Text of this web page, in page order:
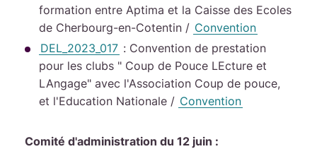
formation entre Aptima et la Caisse des Ecoles
de Cherbourg-en-Cotentin / Convention
DEL_2023_017 : Convention de prestation
pour les clubs " Coup de Pouce LEcture et
LAngage" avec l'Association Coup de pouce,
et l'Education Nationale / Convention
Comité d'administration du 12 juin :